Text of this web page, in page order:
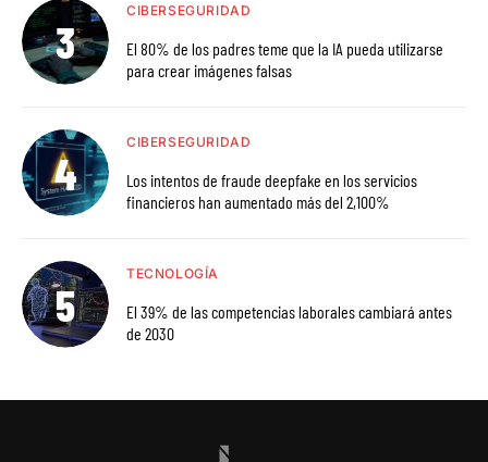
CIBERSEGURIDAD
El 80% de los padres teme que la IA pueda utilizarse
para crear imágenes falsas
CIBERSEGURIDAD
Los intentos de fraude deepfake en los servicios
financieros han aumentado más del 2,100%
TECNOLOGÍA
El 39% de las competencias laborales cambiará antes
de 2030